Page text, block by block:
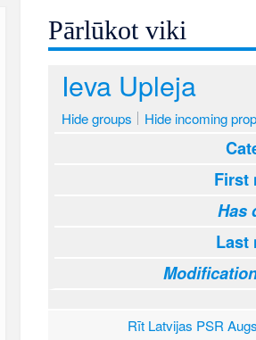
Pārlūkot viki
Ieva Upleja
Hide groups Hide incoming
First
Has
Last
Rīt Latvijas PSR